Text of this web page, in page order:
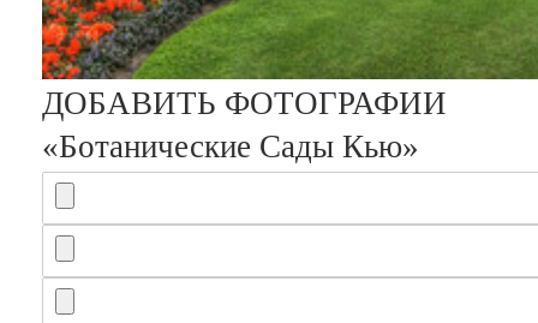
ДОБАВИТЬ ФОТОГРАФИИ
«Ботанические Сады Кью»